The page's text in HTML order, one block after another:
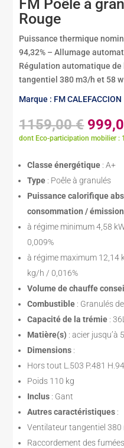
FM Poêle à
Rouge
Puissance thermique
94,32% – Allumage
Régulation automatique
tangentiel 380 m3/h et 58 w
Marque : FM CALEFACCION
1159,00€ Le
prix
était :
dont Eco-participation mobilier :
Classe énergétique : A+
Type : Poêle à granulés
Puissance calorifique
consommation /
à régime minimum 4,58
0,009%
à régime maximum 12,14
kg/h / 0,016%
Volume de chauffe
Combustible : Granulés
Capacité de la trémie : 36L
Matière(s) : acier jusqu’à
Dimensions :
Hors tout L.503 P.481
Poids 110 kg
Inclus : Gant
Autres caractéristiques :
Ventilateur tangentiel 380
Raccordement des